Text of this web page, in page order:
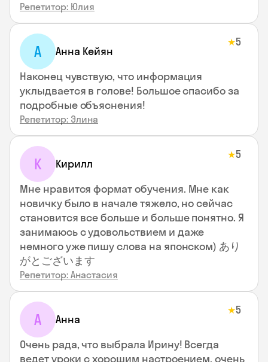
Репетитор: Юлия
А Анна Кейян
★5
Наконец чувствую, что информация
уклыдвается в голове! Большое спасибо за
подробные объяснения!
Репетитор: Элина
К Кирилл
★5
Мне нравится формат обучения. Мне как
новичку было в начале тяжело, но сейчас
становится все больше и больше понятно. Я
занимаюсь с удовольствием и даже
немного уже пишу слова на японском) あり
がとございます
Репетитор: Анастасия
А Анна
★5
Очень рада, что выбрала Ирину! Всегда
ведет уроки с хорошим настроением, очень